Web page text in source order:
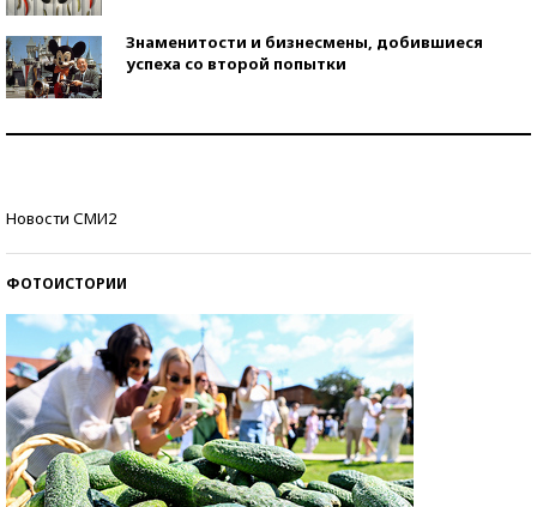
Знаменитости и бизнесмены, добившиеся
успеха со второй попытки
Новости СМИ2
ФОТОИСТОРИИ